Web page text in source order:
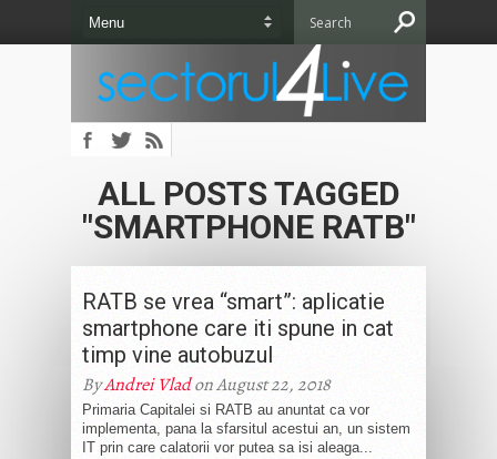
ALL POSTS TAGGED
"SMARTPHONE RATB"
RATB se vrea “smart”: aplicatie
smartphone care iti spune in cat
timp vine autobuzul
ByAndrei Vladon August 22, 2018
Primaria Capitalei si RATB au anuntat ca vor
implementa, pana la sfarsitul acestui an, un sistem
IT prin care calatorii vor putea sa isi aleaga...